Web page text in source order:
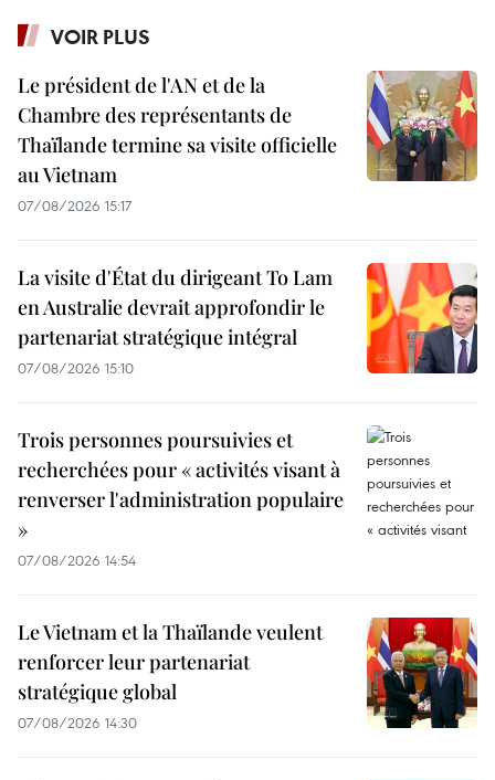
VOIR PLUS
Le président de l'AN et de la
Chambre des représentants de
Thaïlande termine sa visite officielle
au Vietnam
07/08/2026 15:17
La visite d'État du dirigeant To Lam
en Australie devrait approfondir le
partenariat stratégique intégral
07/08/2026 15:10
Trois personnes poursuivies et
recherchées pour « activités visant à
renverser l'administration populaire
»
07/08/2026 14:54
Le Vietnam et la Thaïlande veulent
renforcer leur partenariat
stratégique global
07/08/2026 14:30